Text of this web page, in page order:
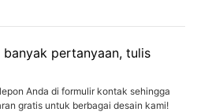
pertanyaan, tulis
Anda di formulir kontak sehingga
gratis untuk berbagai desain kami!